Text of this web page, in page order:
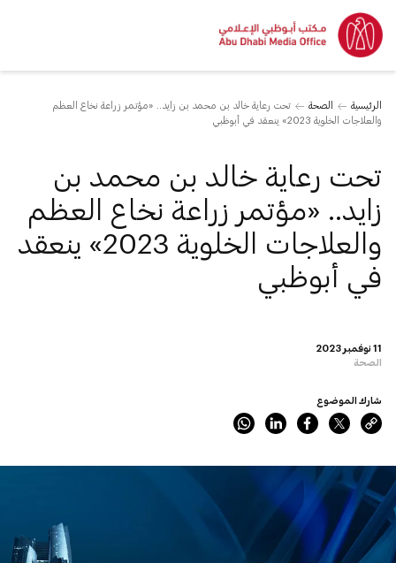
الرئيسية الصحة
تحت رعاية خالد بن محمد بن زايد.. «مؤتمر زراعة نخاع العظم
والعلاجات الخلوية 2023» ينعقد في أبوظبي
11 نوفمبر 2023
الصحة
تحت رعاية خالد بن محمد بن
زايد.. «مؤتمر زراعة نخاع العظم
والعلاجات الخلوية 2023» ينعقد
في أبوظبي
شارك الموضوع